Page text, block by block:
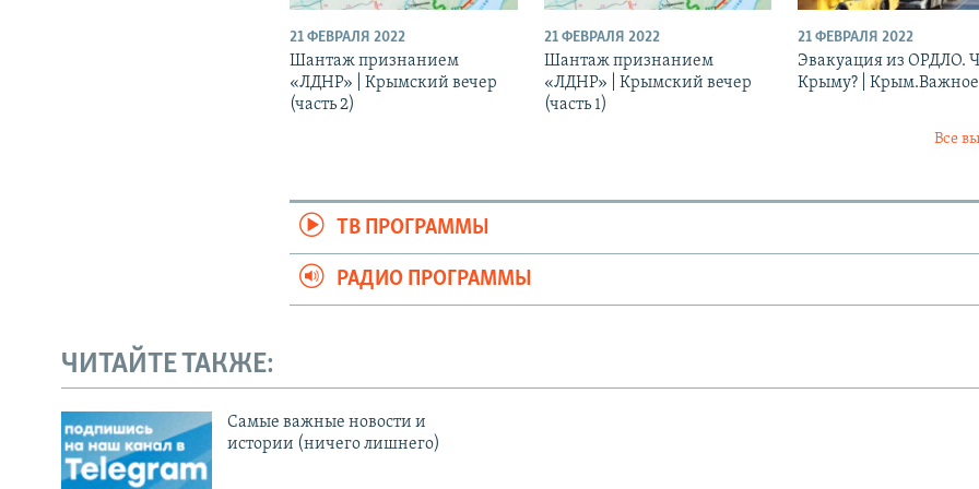
21 ФЕВРАЛЯ 2022
Шантаж признанием
«ЛДНР» | Крымский вечер
(часть 2)
21 ФЕВРАЛЯ 2022
Шантаж признанием
«ЛДНР» | Крымский вечер
(часть 1)
21 ФЕВРАЛЯ 2022
Эвакуация из ОРДЛО.
Крыму? | Крым.Важное
Все
ТВ ПРОГРАММЫ
РАДИО ПРОГРАММЫ
ЧИТАЙТЕ ТАКЖЕ:
Cамые важные новости и
истории (ничего лишнего)